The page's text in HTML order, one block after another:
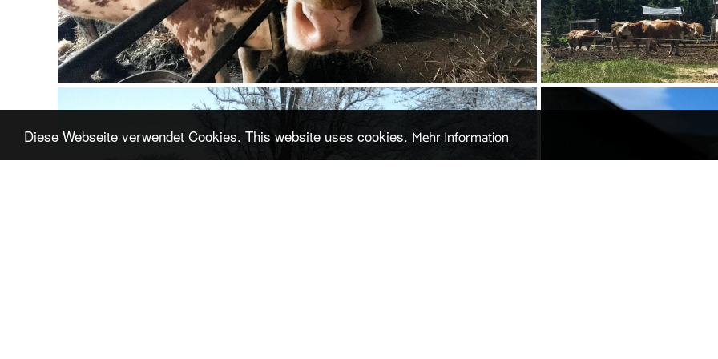
Diese Webseite verwendet Cookies. This website uses cookies. Mehr Information